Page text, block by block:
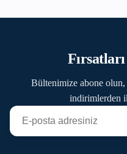
Bültenimize abone
indirimlerden